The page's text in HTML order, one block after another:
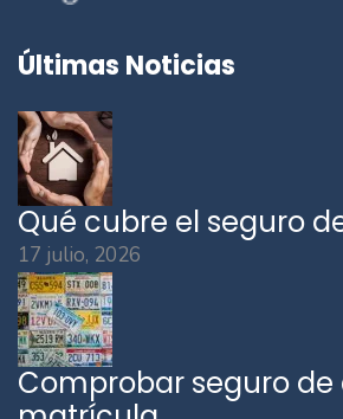
Últimas Noticias
Qué cubre el seguro
17 julio, 2026
Comprobar seguro